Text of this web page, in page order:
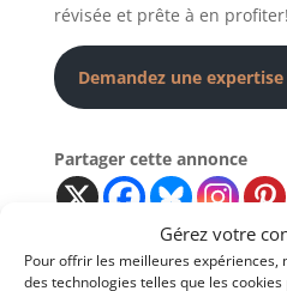
Gérez votre
Pour offrir les meilleures expériences,
des technologies telles que les
révisée et prête à en profiter!
Demandez une
Partager cette annonce